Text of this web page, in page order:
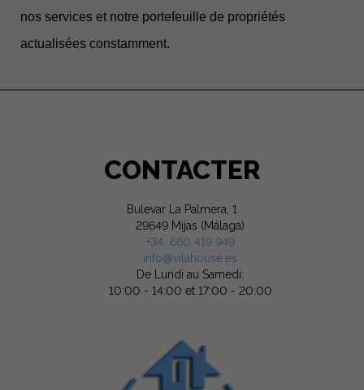
nos services et notre portefeuille de propriétés
actualisées constamment.
CONTACTER
Bulevar La Palmera, 1
29649 Mijas (Málaga)
+34 660 419 949
info@vilahouse.es
De Lundi au Samedi:
10:00 - 14:00 et 17:00 - 20:00